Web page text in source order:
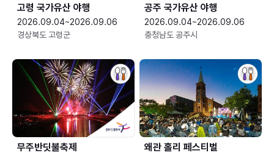
고령 국가유산 야행
2026.09.04~2026.09.06
경상북도 고령군
공주 국가유산 야행
2026.09.04~2026.09.06
충청남도 공주시
무주반딧불축제 왜관 홀리 페스티벌